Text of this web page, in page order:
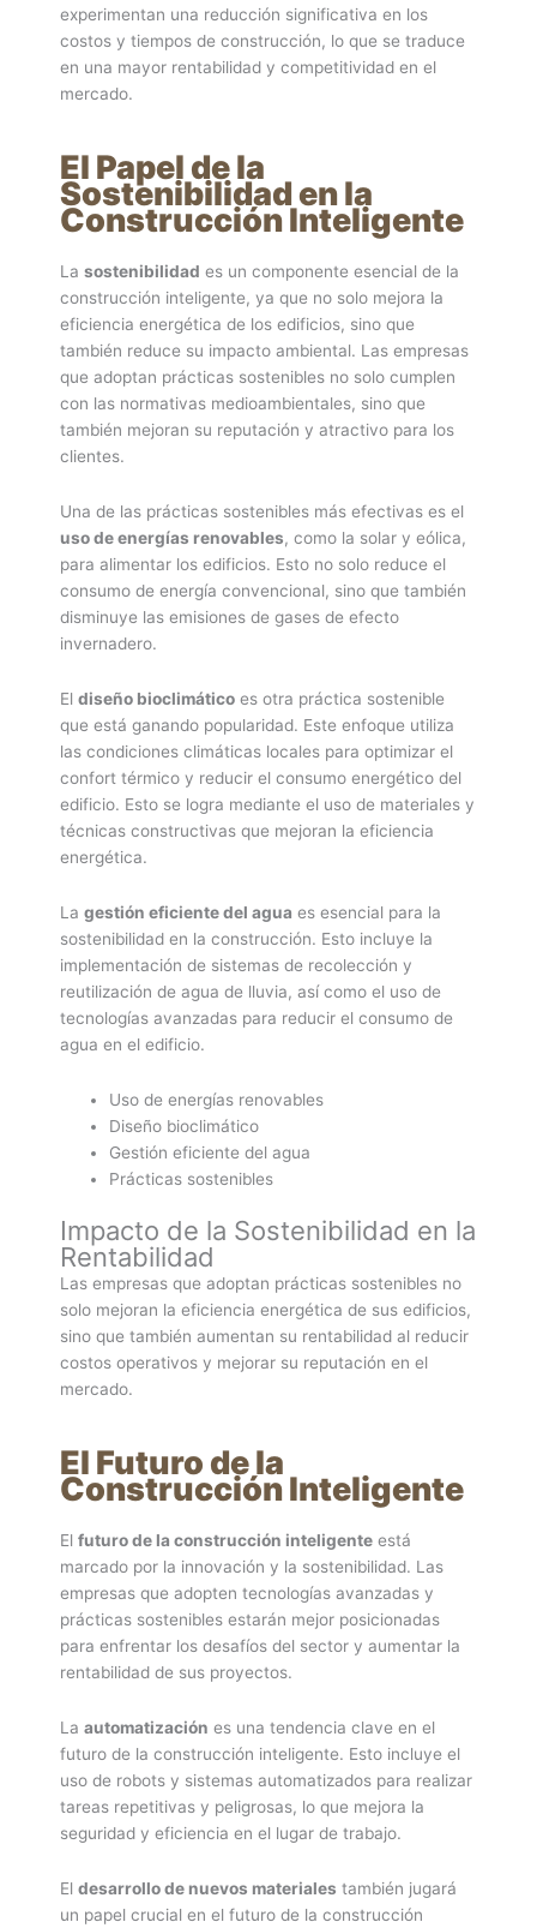
experimentan una reducción significativa en los
costos y tiempos de construcción, lo que se traduce
en una mayor rentabilidad y competitividad en el
mercado.
El Papel de la
Sostenibilidad en la
Construcción Inteligente
La sostenibilidad es un componente esencial de la
construcción inteligente, ya que no solo mejora la
eficiencia energética de los edificios, sino que
también reduce su impacto ambiental. Las empresas
que adoptan prácticas sostenibles no solo cumplen
con las normativas medioambientales, sino que
también mejoran su reputación y atractivo para los
clientes.
Una de las prácticas sostenibles más efectivas es el
uso de energías renovables, como la solar y eólica,
para alimentar los edificios. Esto no solo reduce el
consumo de energía convencional, sino que también
disminuye las emisiones de gases de efecto
invernadero.
El diseño bioclimático es otra práctica sostenible
que está ganando popularidad. Este enfoque utiliza
las condiciones climáticas locales para optimizar el
confort térmico y reducir el consumo energético del
edificio. Esto se logra mediante el uso de materiales y
técnicas constructivas que mejoran la eficiencia
energética.
La gestión eficiente del agua es esencial para la
sostenibilidad en la construcción. Esto incluye la
implementación de sistemas de recolección y
reutilización de agua de lluvia, así como el uso de
tecnologías avanzadas para reducir el consumo de
agua en el edificio.
Uso de energías renovables
Diseño bioclimático
Gestión eficiente del agua
Prácticas sostenibles
Impacto de la Sostenibilidad en la
Rentabilidad
Las empresas que adoptan prácticas sostenibles no
solo mejoran la eficiencia energética de sus edificios,
sino que también aumentan su rentabilidad al reducir
costos operativos y mejorar su reputación en el
mercado.
El Futuro de la
Construcción Inteligente
El futuro de la construcción inteligente está
marcado por la innovación y la sostenibilidad. Las
empresas que adopten tecnologías avanzadas y
prácticas sostenibles estarán mejor posicionadas
para enfrentar los desafíos del sector y aumentar la
rentabilidad de sus proyectos.
La automatización es una tendencia clave en el
futuro de la construcción inteligente. Esto incluye el
uso de robots y sistemas automatizados para realizar
tareas repetitivas y peligrosas, lo que mejora la
seguridad y eficiencia en el lugar de trabajo.
El desarrollo de nuevos materiales también jugará
un papel crucial en el futuro de la construcción